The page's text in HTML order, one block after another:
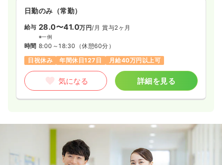
検診・健診正・准看護師
日勤のみ（パート）
時間 8:30～17:00
土日祝休み
時給1,800円以上可
気になる 詳細を見る
日勤のみ（常勤）
給与 28.0〜41.0万円/月 賞与2ヶ月
※一例
時間 8:00～18:30 （休憩60分）
日祝休み
年間休日127日 月給40万円以上可
気になる 詳細を見る